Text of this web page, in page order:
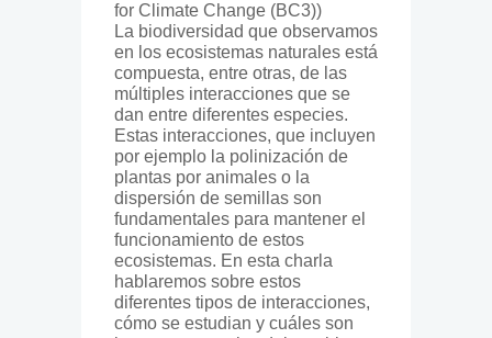
for Climate Change (BC3))
La biodiversidad que observamos
en los ecosistemas naturales está
compuesta, entre otras, de las
múltiples interacciones que se
dan entre diferentes especies.
Estas interacciones, que incluyen
por ejemplo la polinización de
plantas por animales o la
dispersión de semillas son
fundamentales para mantener el
funcionamiento de estos
ecosistemas. En esta charla
hablaremos sobre estos
diferentes tipos de interacciones,
cómo se estudian y cuáles son